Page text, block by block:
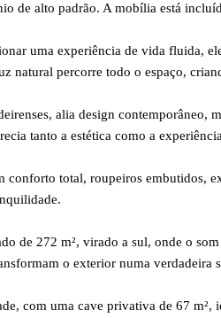
de alto padrão. A mobília está
uma experiência de vida fluida,
natural percorre todo o espaço,
alia design contemporâneo,
tanto a estética como a
conforto total, roupeiros
de 272 m², virado a sul, onde o
o exterior numa
com uma cave privativa de 67